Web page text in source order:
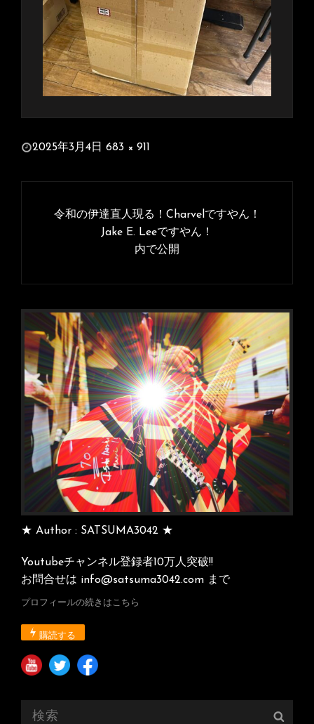
投
日:
2025年3月4日
ル
683 × 911
ゲ
ョ
ン
令和の伊達直人現る！Charvelですやん！
Jake E. Leeですやん！
内で公開
★ Author : SATSUMA3042 ★
Youtubeチャンネル登録者10万人突破!!
お問合せは info@satsuma3042.com まで
プロフィールの続きはこちら
購読する